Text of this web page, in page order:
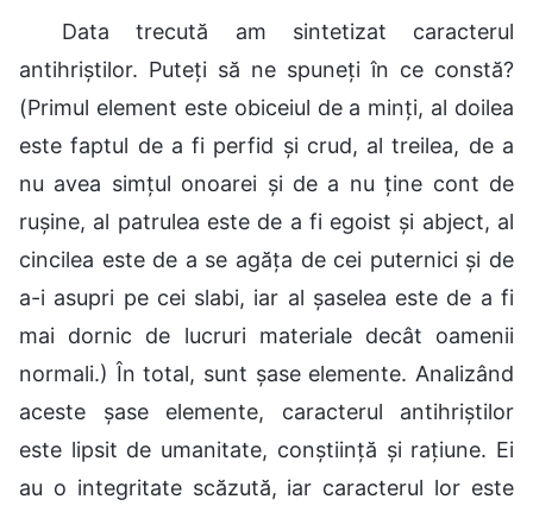
Data trecută am sintetizat caracterul
antihriștilor. Puteți să ne spuneți în ce constă?
(Primul element este obiceiul de a minți, al doilea
este faptul de a fi perfid și crud, al treilea, de a
nu avea simțul onoarei și de a nu ține cont de
rușine, al patrulea este de a fi egoist și abject, al
cincilea este de a se agăța de cei puternici și de
a-i asupri pe cei slabi, iar al șaselea este de a fi
mai dornic de lucruri materiale decât oamenii
normali.) În total, sunt șase elemente. Analizând
aceste șase elemente, caracterul antihriștilor
este lipsit de umanitate, conștiință și rațiune. Ei
au o integritate scăzută, iar caracterul lor este